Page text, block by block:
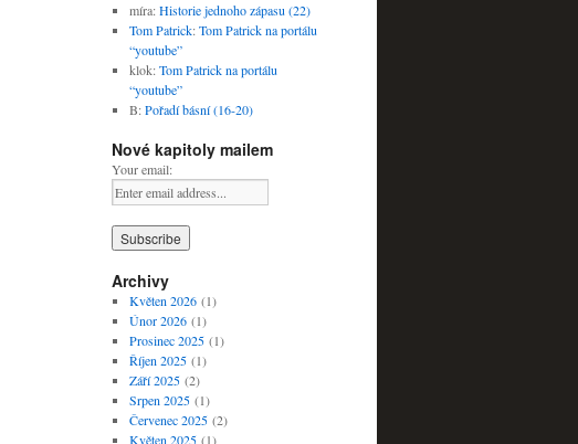
míra:Historie jednoho zápasu (22)
Tom Patrick:Tom Patrick na portálu
“youtube”
klok:Tom Patrick na portálu
“youtube”
B:Pořadí básní (16-20)
Nové kapitoly mailem
Your email:
Archivy
Květen 2026(1)
Únor 2026(1)
Prosinec 2025(1)
Říjen 2025(1)
Září 2025(2)
Srpen 2025(1)
Červenec 2025(2)
Květen 2025(1)